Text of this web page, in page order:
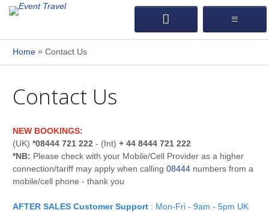
Home» Contact Us
Contact Us
NEW BOOKINGS:
(UK) *08444 721 222 - (Int) + 44 8444 721 222
*NB: Please check with your Mobile/Cell Provider as a higher
connection/tariff may apply when calling 08444 numbers from a
mobile/cell phone - thank you
AFTER SALES Customer Support : Mon-Fri - 9am - 5pm UK